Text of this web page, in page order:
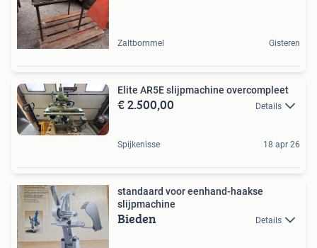
Zaltbommel Gisteren
Elite AR5E slijpmachine overcompleet
€ 2.500,00 Details
Spijkenisse 18 apr 26
standaard voor eenhand-haakse
slijpmachine
Bieden Details